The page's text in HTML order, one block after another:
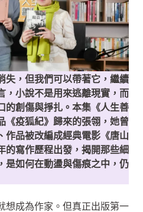
失，但我們可以帶著它，繼續
，小說不是用來逃離現實，而
的創傷與掙扎。本集《人生善
《疫狐紀》歸來的張翎，她曾
作品被改編成經典電影《唐山
的寫作歷程出發，揭開那些細
是如何在動盪與傷痕之中，仍
想成為作家。但真正出版第一